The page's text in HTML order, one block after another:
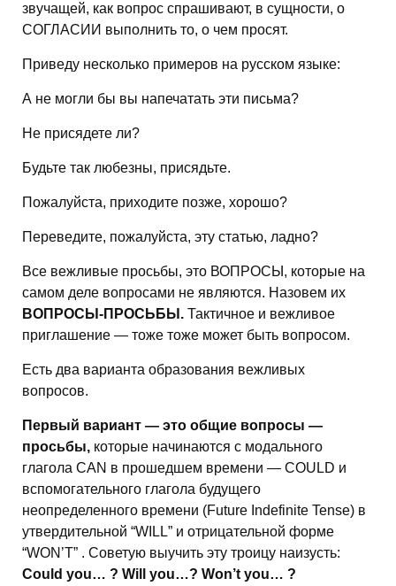
звучащей, как вопрос спрашивают, в сущности, о
СОГЛАСИИ выполнить то, о чем просят.
Приведу несколько примеров на русском языке:
А не могли бы вы напечатать эти письма?
Не присядете ли?
Будьте так любезны, присядьте.
Пожалуйста, приходите позже, хорошо?
Переведите, пожалуйста, эту статью, ладно?
Все вежливые просьбы, это ВОПРОСЫ, которые на
самом деле вопросами не являются. Назовем их
ВОПРОСЫ-ПРОСЬБЫ. Тактичное и вежливое
приглашение — тоже тоже может быть вопросом.
Есть два варианта образования вежливых
вопросов.
Первый вариант — это общие вопросы —
просьбы, которые начинаются с модального
глагола CAN в прошедшем времени — COULD и
вспомогательного глагола будущего
неопределенного времени (Future Indefinite Tense) в
утвердительной “WILL” и отрицательной форме
“WON’T” . Советую выучить эту троицу наизусть:
Could you… ? Will you…? Won’t you… ?